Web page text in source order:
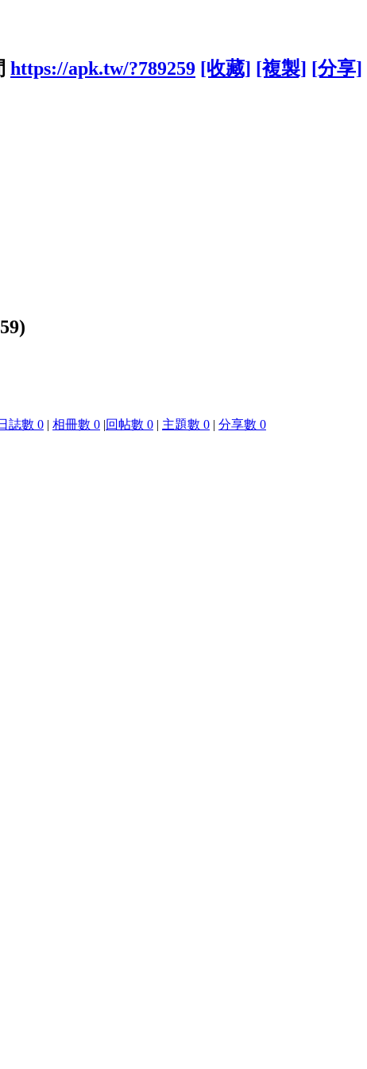
https://apk.tw/?789259 [收藏] [複製] [分享]
誌數 0 | 相冊數 0 |回帖數 0 | 主題數 0 | 分享數 0